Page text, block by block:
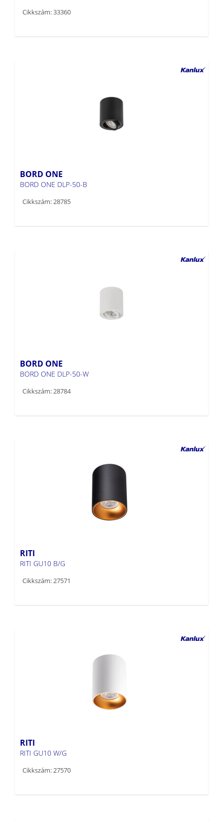
Cikkszám: 33360
BORD ONE
BORD ONE DLP-50-B
Cikkszám: 28785
BORD ONE
BORD ONE DLP-50-W
Cikkszám: 28784
RITI
RITI GU10 B/G
Cikkszám: 27571
RITI
RITI GU10 W/G
Cikkszám: 27570